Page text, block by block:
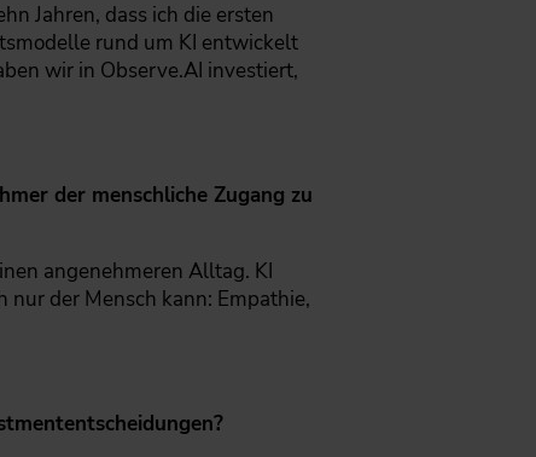
Jahren, dass ich die ersten
rund um KI entwickelt
wir in Observe.AI investiert,
der menschliche Zugang zu
angenehmeren Alltag. KI
der Mensch kann: Empathie,